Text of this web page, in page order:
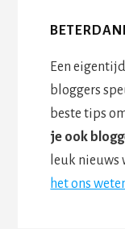
Een
bloggers
beste tips
je ook
leuk nieuws
het ons